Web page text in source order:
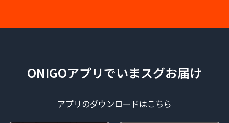
ONIGOアプリでいまスグお届け
アプリのダウンロードはこちら